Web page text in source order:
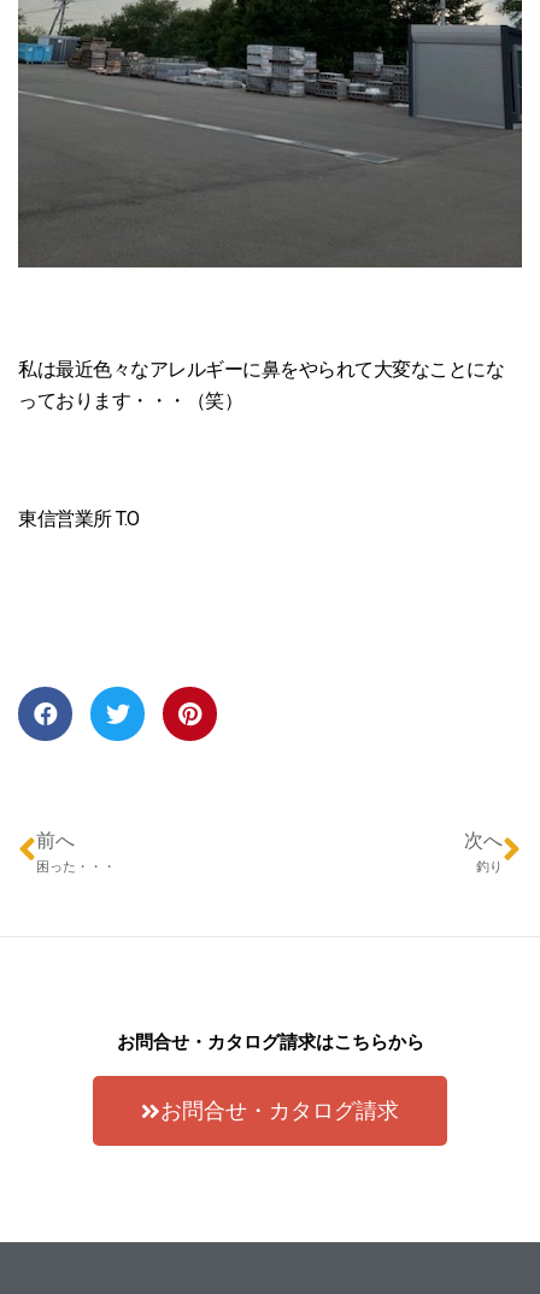
私は最近色々なアレルギーに鼻をやられて大変なことにな
っております・・・（笑）
東信営業所 T.O
前へ
困った・・・
次へ
釣り
お問合せ・カタログ請求はこちらから
お問合せ・カタログ請求